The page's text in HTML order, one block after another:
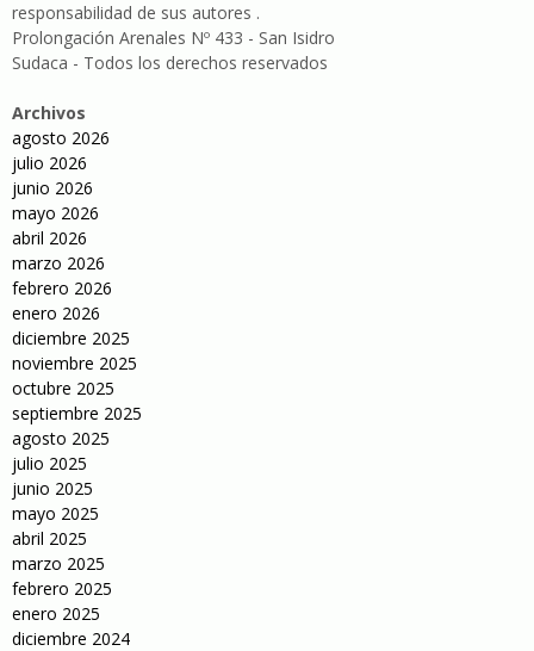
responsabilidad de sus autores .
Prolongación Arenales Nº 433 - San Isidro
Sudaca - Todos los derechos reservados
Archivos
agosto 2026
julio 2026
junio 2026
mayo 2026
abril 2026
marzo 2026
febrero 2026
enero 2026
diciembre 2025
noviembre 2025
octubre 2025
septiembre 2025
agosto 2025
julio 2025
junio 2025
mayo 2025
abril 2025
marzo 2025
febrero 2025
enero 2025
diciembre 2024